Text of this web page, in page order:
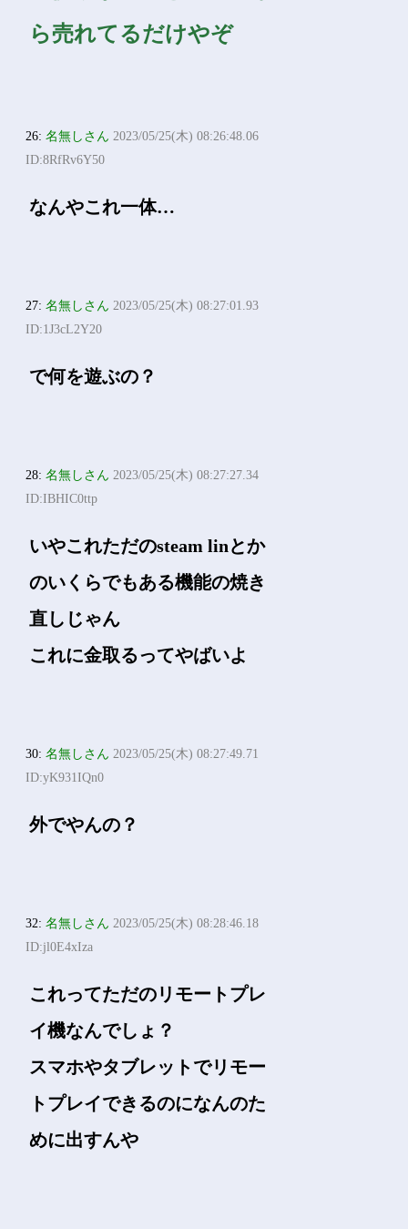
ら売れてるだけやぞ
26:名無しさん 2023/05/25(木) 08:26:48.06
ID:8RfRv6Y50
なんやこれ一体…
27:名無しさん 2023/05/25(木) 08:27:01.93
ID:1J3cL2Y20
で何を遊ぶの？
28:名無しさん 2023/05/25(木) 08:27:27.34
ID:IBHIC0ttp
いやこれただのsteam linとか
のいくらでもある機能の焼き
直しじゃん
これに金取るってやばいよ
30:名無しさん 2023/05/25(木) 08:27:49.71
ID:yK931IQn0
外でやんの？
32:名無しさん 2023/05/25(木) 08:28:46.18
ID:jl0E4xIza
これってただのリモートプレ
イ機なんでしょ？
スマホやタブレットでリモー
トプレイできるのになんのた
めに出すんや